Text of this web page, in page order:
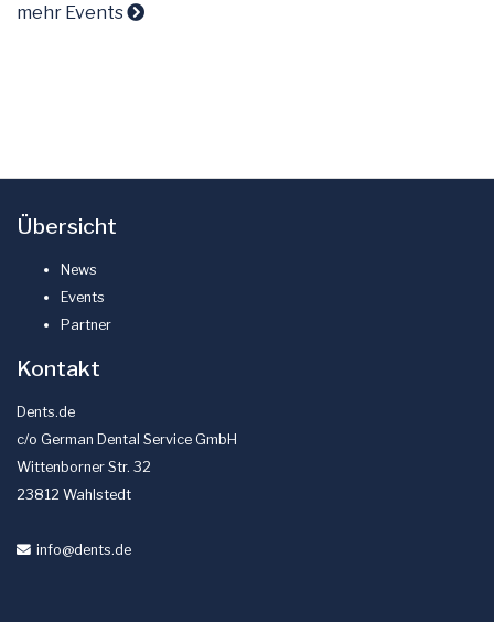
mehr Events
Übersicht
News
Events
Partner
Kontakt
Dents.de
c/o German Dental Service GmbH
Wittenborner Str. 32
23812 Wahlstedt
info@dents.de